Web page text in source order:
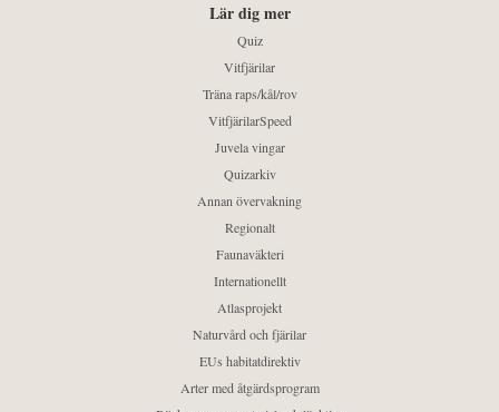
Lär dig mer
Quiz
Vitfjärilar
Träna raps/kål/rov
VitfjärilarSpeed
Juvela vingar
Quizarkiv
Annan övervakning
Regionalt
Faunaväkteri
Internationellt
Atlasprojekt
Naturvård och fjärilar
EUs habitatdirektiv
Arter med åtgärdsprogram